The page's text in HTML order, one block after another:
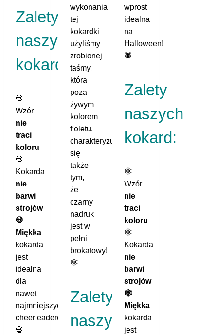
Zalety
naszych
kokard:
💀
Wzór
nie
traci
koloru
💀
Kokarda
nie
barwi
strojów
💀
Miękka
kokarda
jest
idealna
dla
nawet
najmniejszych
cheerleaderek
💀
wykonania
tej
kokardki
użyliśmy
zrobionej
taśmy,
która
poza
żywym
kolorem
fioletu,
charakteryzuje
się
także
tym,
że
czarny
nadruk
jest w
pełni
brokatowy!
🕸️
Zalety
naszych
wprost
idealna
na
Halloween!
🕷️
Zalety
naszych
kokard:
🕸️
Wzór
nie
traci
koloru
🕸️
Kokarda
nie
barwi
strojów
🕸️
Miękka
kokarda
jest